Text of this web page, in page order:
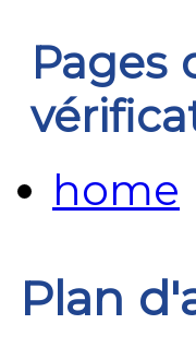
Pages
home
Plan